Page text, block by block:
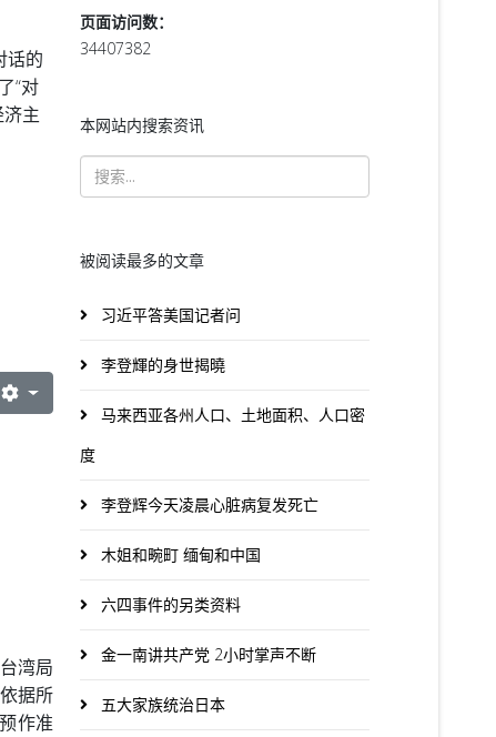
话的
“对
主
湾局
据所
作准
页面访问数：
34407382
本网站内搜索资讯
被阅读最多的文章
习近平答美国记者问
李登輝的身世揭曉
马来西亚各州人口、土地面积、人口密
度
李登辉今天凌晨心脏病复发死亡
木姐和畹町 缅甸和中国
六四事件的另类资料
金一南讲共产党 2小时掌声不断
五大家族统治日本